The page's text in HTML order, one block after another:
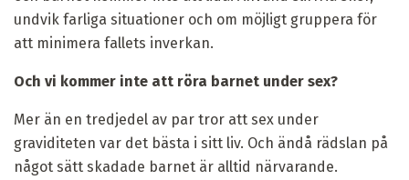
undvik farliga situationer och om möjligt gruppera för
att minimera fallets inverkan.
Och vi kommer inte att röra barnet under sex?
Mer än en tredjedel av par tror att sex under
graviditeten var det bästa i sitt liv. Och ändå rädslan på
något sätt skadade barnet är alltid närvarande.